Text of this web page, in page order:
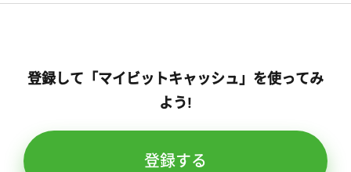
登録して「マイビットキャッシュ」を使ってみ
よう!
登録する